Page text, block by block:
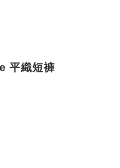
平織短褲